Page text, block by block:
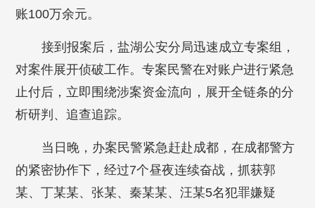
账100万余元。
接到报案后，盐湖公安分局迅速成立专案组，
对案件展开侦破工作。专案民警在对账户进行紧急
止付后，立即围绕涉案资金流向，展开全链条的分
析研判、追查追踪。
当日晚，办案民警紧急赶赴成都，在成都警方
的紧密协作下，经过7个昼夜连续奋战，抓获郭
某、丁某某、张某、秦某某、汪某5名犯罪嫌疑